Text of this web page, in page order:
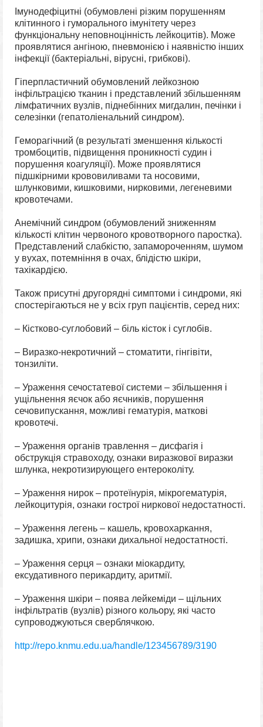
Імунодефіцитні (обумовлені різким порушенням
клітинного і гуморального імунітету через
функціональну неповноцінність лейкоцитів). Може
проявлятися ангіною, пневмонією і наявністю інших
інфекції (бактеріальні, вірусні, грибкові).
Гіперпластичний обумовлений лейкозною
інфільтрацією тканин і представлений збільшенням
лімфатичних вузлів, піднебінних мигдалин, печінки і
селезінки (гепатоліенальний синдром).
Геморагічний (в результаті зменшення кількості
тромбоцитів, підвищення проникності судин і
порушення коагуляції). Може проявлятися
підшкірними крововиливами та носовими,
шлунковими, кишковими, нирковими, легеневими
кровотечами.
Анемічний синдром (обумовлений зниженням
кількості клітин червоного кровотворного паростка).
Представлений слабкістю, запамороченням, шумом
у вухах, потемніння в очах, блідістю шкіри,
тахікардією.
Також присутні другорядні симптоми і синдроми, які
спостерігаються не у всіх груп пацієнтів, серед них:
– Кістково-суглобовий – біль кісток і суглобів.
– Виразко-некротичний – стоматити, гінгівіти,
тонзиліти.
– Ураження сечостатевої системи – збільшення і
ущільнення яєчок або яєчників, порушення
сечовипускання, можливі гематурія, маткові
кровотечі.
– Ураження органів травлення – дисфагія і
обструкція стравоходу, ознаки виразкової виразки
шлунка, некротизирующего ентероколіту.
– Ураження нирок – протеїнурія, мікрогематурія,
лейкоцитурія, ознаки гострої ниркової недостатності.
– Ураження легень – кашель, кровохаркання,
задишка, хрипи, ознаки дихальної недостатності.
– Ураження серця – ознаки міокардиту,
ексудативного перикардиту, аритмії.
– Ураження шкіри – поява лейкеміди – щільних
інфільтратів (вузлів) різного кольору, які часто
супроводжуються сверблячкою.
http://repo.knmu.edu.ua/handle/123456789/3190